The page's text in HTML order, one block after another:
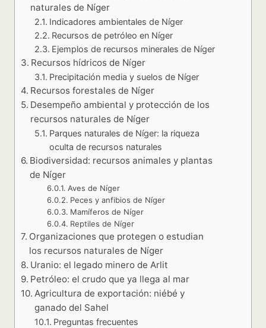
naturales de Níger
Indicadores ambientales de Níger
Recursos de petróleo en Níger
Ejemplos de recursos minerales de Níger
Recursos hídricos de Níger
Precipitación media y suelos de Níger
Recursos forestales de Níger
Desempeño ambiental y protección de los
recursos naturales de Níger
Parques naturales de Níger: la riqueza
oculta de recursos naturales
Biodiversidad: recursos animales y plantas
de Níger
Aves de Níger
Peces y anfibios de Níger
Mamíferos de Níger
Reptiles de Níger
Organizaciones que protegen o estudian
los recursos naturales de Níger
Uranio: el legado minero de Arlit
Petróleo: el crudo que ya llega al mar
Agricultura de exportación: niébé y
ganado del Sahel
Preguntas frecuentes